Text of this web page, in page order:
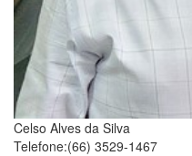
Celso Alves da Silva
Telefone:(66) 3529-1467